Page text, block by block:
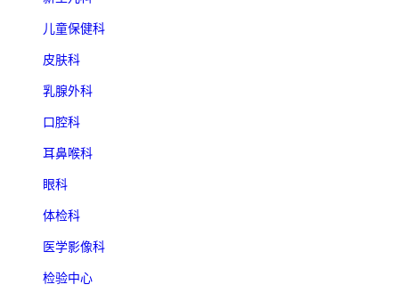
儿童保健科
皮肤科
乳腺外科
口腔科
耳鼻喉科
眼科
体检科
医学影像科
检验中心